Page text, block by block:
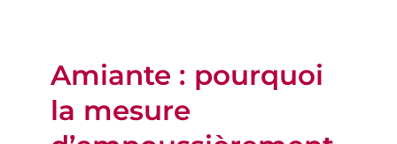
Amiante : pourquoi
la mesure